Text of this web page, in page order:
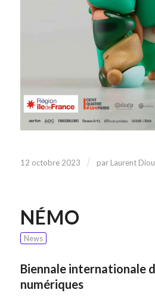
12 octobre 2023 / par Laurent
NÉMO
News
Biennale internationale
numériques